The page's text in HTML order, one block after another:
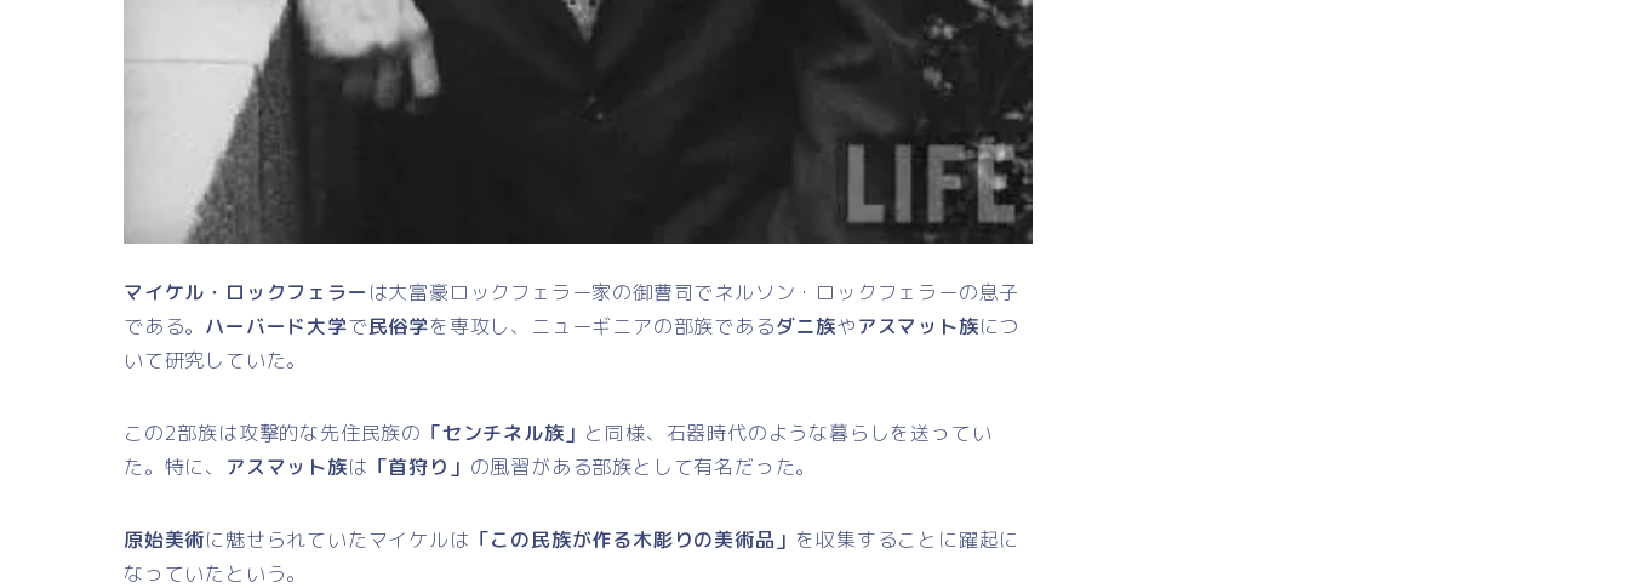
マイケル・ロックフェラー は大富豪ロックフェラー家の御曹司でネルソン・ロックフェラーの息子
である。 ハーバード大学で民俗学を専攻し、ニューギニアの部族であるダニ族やアスマット族につ
いて研究していた。
この2部族は攻撃的な先住民族の 「センチネル族」 と同様、石器時代のような暮らしを送ってい
た。特に、 アスマット族は 「首狩り」 の風習がある部族として有名だった。
原始美術に魅せられていたマイケルは 「この民族が作る木彫りの美術品」 を収集することに躍起に
なっていたという。